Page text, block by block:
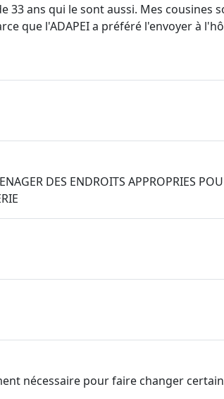
33 ans qui le sont aussi. Mes
que l'ADAPEI a préféré l'envoyer à
DES ENDROITS APPROPRIES
nécessaire pour faire changer